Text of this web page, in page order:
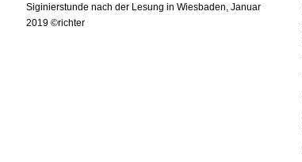
Siginierstunde nach der Lesung in Wiesbaden, Januar
2019 ©richter